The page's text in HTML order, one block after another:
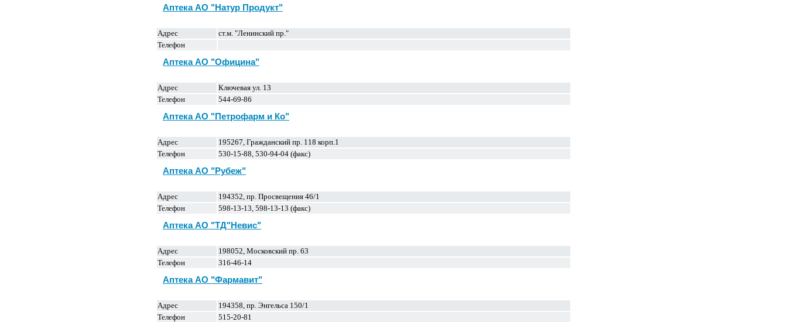
Аптека АО "Натур Продукт"
Адрес
ст.м. "Ленинский пр."
Телефон
Аптека АО "Официна"
Адрес
Ключевая ул. 13
Телефон
544-69-86
Аптека АО "Петрофарм и Ко"
Адрес
195267, Гражданский пр. 118 корп.1
Телефон
530-15-88, 530-94-04 (факс)
Аптека АО "Рубеж"
Адрес
194352, пр. Просвещения 46/1
Телефон
598-13-13, 598-13-13 (факс)
Аптека АО "ТД"Невис"
Адрес
198052, Московский пр. 63
Телефон
316-46-14
Аптека АО "Фармавит"
Адрес
194358, пр. Энгельса 150/1
Телефон
515-20-81